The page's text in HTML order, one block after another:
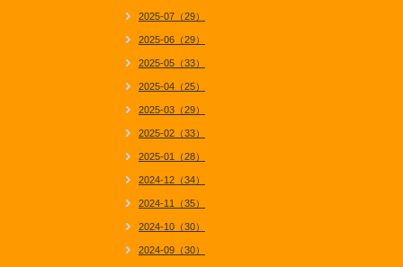
2025-07（29）
2025-06（29）
2025-05（33）
2025-04（25）
2025-03（29）
2025-02（33）
2025-01（28）
2024-12（34）
2024-11（35）
2024-10（30）
2024-09（30）